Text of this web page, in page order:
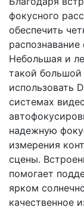
фокусного
обеспечить
Небольшая и
такой большой
использовать
системах
надежную
измерения
сцены.
помогает
ярком
качественное